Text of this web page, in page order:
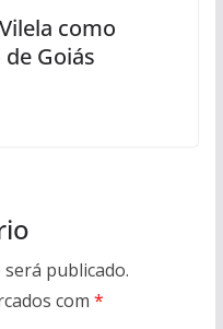
como
Goiás
publicado.
com *